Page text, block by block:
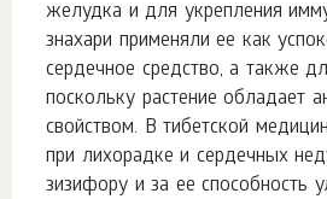
желудка и для укрепления
знахари применяли ее как
сердечное средство, а также
поскольку растение обладает
свойством. В тибетской
при лихорадке и сердечных
зизифору и за ее способность